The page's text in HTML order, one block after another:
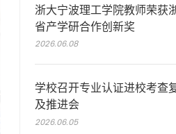
浙大宁波理工学院教师荣获
省产学研合作创新奖
2026.06.08
学校召开专业认证进校考查
及推进会
2026.06.05